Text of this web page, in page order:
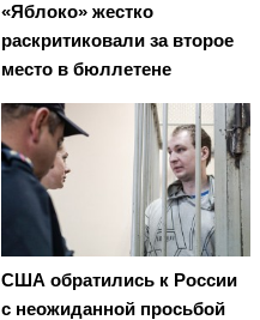
«Яблоко» жестко
раскритиковали за второе
место в бюллетене
США обратились к России
с неожиданной просьбой